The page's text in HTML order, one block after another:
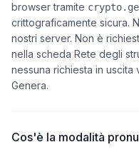
browser tramite
crittograficamente sicura.
nostri server. Non è
nella scheda Rete degli
nessuna richiesta in
Genera.
Cos'è la modalità